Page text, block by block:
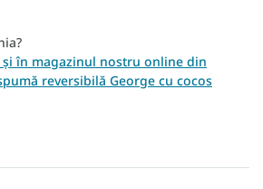
în magazinul nostru online din
reversibilă George cu cocos